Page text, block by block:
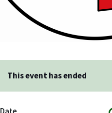
This event has ended